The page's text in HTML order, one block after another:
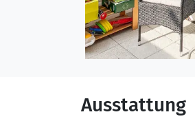
Ausstattung